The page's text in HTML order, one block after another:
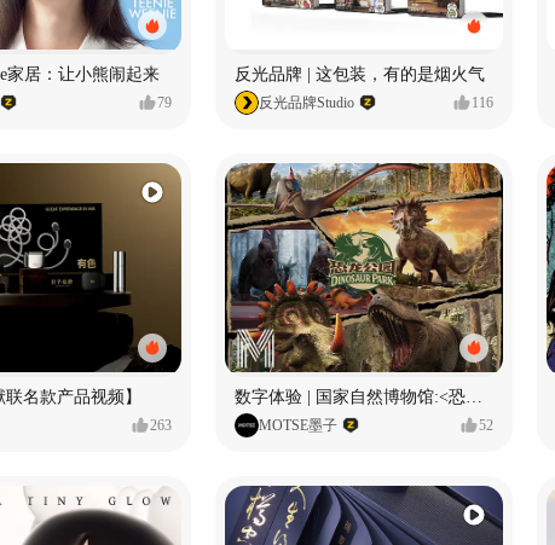
家居：让小熊闹起来
79
反光品牌 | 这包装，有的是烟火气
反光品牌Studio 116
联名款产品视频】
263 MOTSE墨子 52